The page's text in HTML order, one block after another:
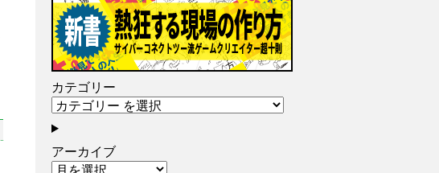
カテゴリー
アーカイブ